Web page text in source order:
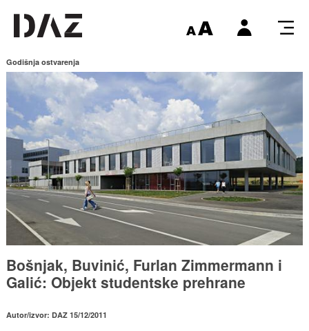
Godišnja ostvarenja
Bošnjak, Buvinić, Furlan Zimmermann i
Galić: Objekt studentske prehrane
Autor/izvor: DAZ 15/12/2011